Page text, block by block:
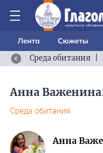
Лента Сюжеты
Среда обитания
Анна
Среда обитания
Анна